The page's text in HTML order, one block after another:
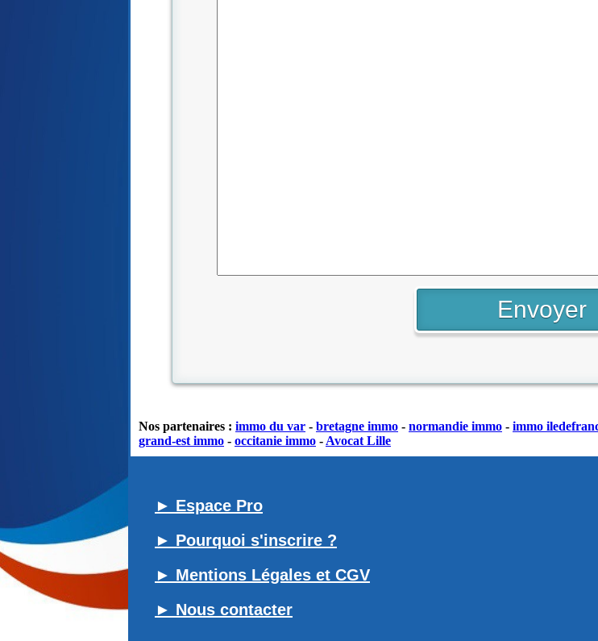
Nos partenaires : immo du var - bretagne immo - normandie immo - immo
grand-est immo - occitanie immo - Avocat Lille
► Espace Pro
► Pourquoi s'inscrire ?
► Mentions Légales et CGV
► Nous contacter